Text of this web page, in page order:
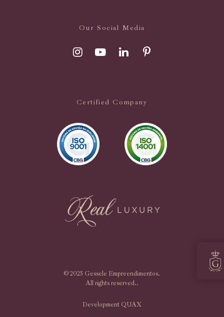
Our Social Media
Certified Company
© 2025 Gessele Empreendimentos.
All rights reserved..
Development QUAX